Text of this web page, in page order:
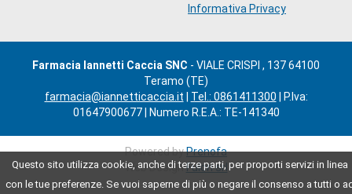
Questo sito utilizza cookie, anche di terze parti, per proporti servizi in linea
con le tue preferenze. Se vuoi saperne di più o negare il consenso a tutti o
Informativa Privacy
Farmacia Iannetti Caccia SNC - VIALE CRISPI , 137 64100
Teramo (TE)
farmacia@iannetticaccia.it
Tel.: 0861411300 | P.Iva:
01647900677 | Numero R.E.A.: TE-141340
Powered byPrenofa
Web DesignFulcri srl